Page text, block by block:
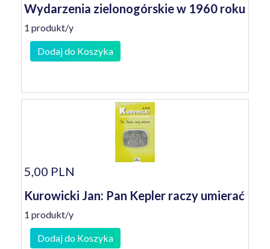
Wydarzenia zielonogórskie w 1960 roku
1 produkt/y
Dodaj do Koszyka
5,00 PLN
Kurowicki Jan: Pan Kepler raczy umierać
1 produkt/y
Dodaj do Koszyka